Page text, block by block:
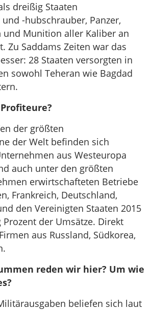
dreißig Staaten
-hubschrauber, Panzer,
und Munition aller Kaliber an
Zu Saddams Zeiten war das
28 Staaten versorgten in
sowohl Teheran wie Bagdad
der größten
der Welt befinden sich
aus Westeuropa
auch unter den größten
erwirtschafteten Betriebe
Frankreich, Deutschland,
den Vereinigten Staaten 2015
der Umsätze. Direkt
aus Russland, Südkorea,
reden wir hier? Um wie
beliefen sich laut